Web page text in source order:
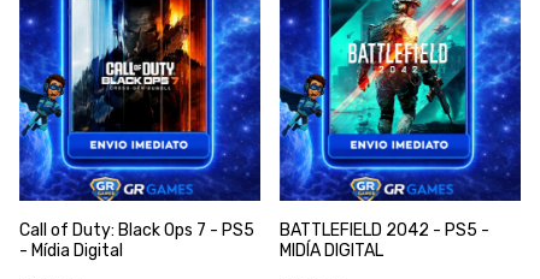
Call of Duty: Black Ops 7 - PS5
- Mídia Digital
BATTLEFIELD 2042 - PS5 -
MIDÍA DIGITAL